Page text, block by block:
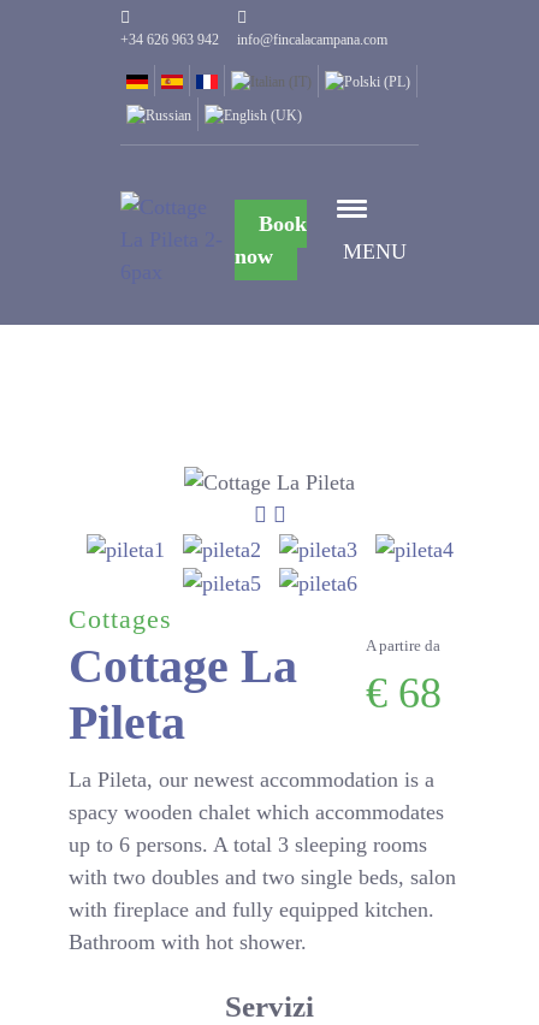
+34 626 963 942 info@fincalacampana.com
MENU
Book
now
Cottage La
Pileta
Cottages
A partire da
€ 68
La Pileta, our newest accommodation is a
spacy wooden chalet which accommodates
up to 6 persons. A total 3 sleeping rooms
with two doubles and two single beds, salon
with fireplace and fully equipped kitchen.
Bathroom with hot shower.
Servizi